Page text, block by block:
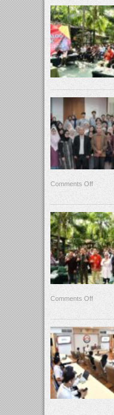
Comments Off
Comments Off